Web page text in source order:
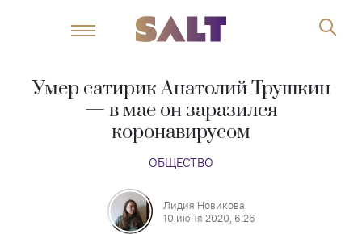
Умер сатирик Анатолий Трушкин
— в мае он заразился
коронавирусом
ОБЩЕСТВО
Лидия Новикова
10 июня 2020, 6:26